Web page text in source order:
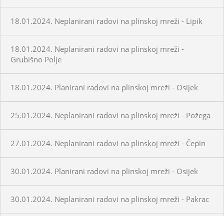
18.01.2024. Neplanirani radovi na plinskoj mreži - Lipik
18.01.2024. Neplanirani radovi na plinskoj mreži -
Grubišno Polje
18.01.2024. Planirani radovi na plinskoj mreži - Osijek
25.01.2024. Neplanirani radovi na plinskoj mreži - Požega
27.01.2024. Neplanirani radovi na plinskoj mreži - Čepin
30.01.2024. Planirani radovi na plinskoj mreži - Osijek
30.01.2024. Neplanirani radovi na plinskoj mreži - Pakrac